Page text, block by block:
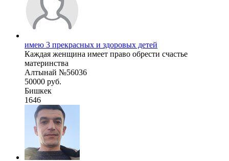
имею 3 прекрасных и здоровых детей
Каждая женщина имеет право обрести счастье
материнства
Алтынай №56036
50000 руб.
Бишкек
1646